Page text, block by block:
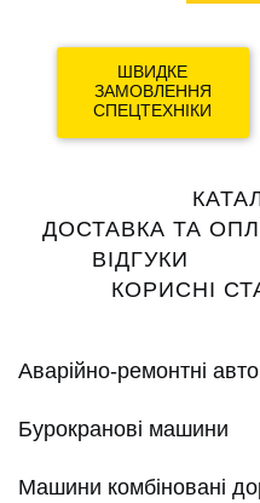
ШВИДКЕ
ЗАМОВЛЕННЯ
СПЕЦТЕХНІКИ
navigation
ДОСТАВКА ТА
ВІДГУКИ
КОРИСНІ
Аварійно-ремонтні
Бурокранові машини
Машини комбіновані